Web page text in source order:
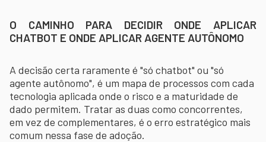
O CAMINHO PARA DECIDIR ONDE APLICAR
CHATBOT E ONDE APLICAR AGENTE AUTÔNOMO
A decisão certa raramente é "só chatbot" ou "só
agente autônomo", é um mapa de processos com cada
tecnologia aplicada onde o risco e a maturidade de
dado permitem. Tratar as duas como concorrentes,
em vez de complementares, é o erro estratégico mais
comum nessa fase de adoção.